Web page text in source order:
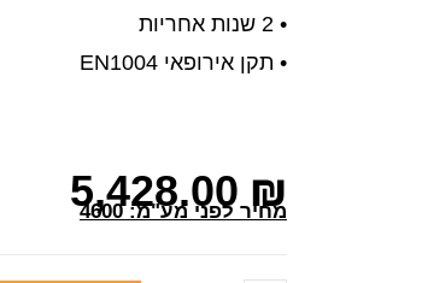
• 2 שנות אחריות
• תקן אירופאי EN1004
5,428.00₪
מחיר לפני מע"מ: 4600